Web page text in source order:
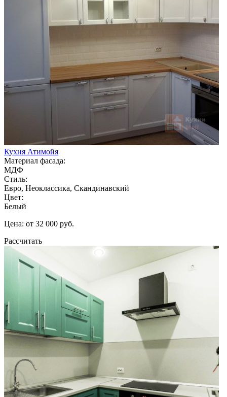
Кухня Атимойя
Материал фасада:
МДФ
Стиль:
Евро, Неоклассика, Скандинавский
Цвет:
Белый
Цена: от 32 000 руб.
Рассчитать